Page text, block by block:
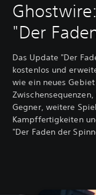
"Der
Das Update "Der
kostenlos und
wie ein neues
Gegner, weitere
Kampffertigkeiten
"Der Faden der